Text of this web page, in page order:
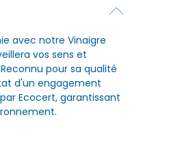
avec notre Vinaigre
vos sens et
pour sa qualité
d'un engagement
Ecocert, garantissant